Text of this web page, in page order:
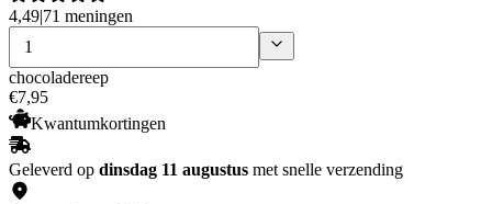
4,49|71 meningen
chocoladereep
€7,95
Kwantumkortingen
Geleverd op dinsdag 11 augustus met snelle verzending